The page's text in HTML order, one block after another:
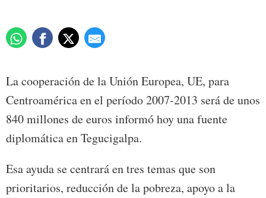
La cooperación de la Unión Europea, UE, para
Centroamérica en el período 2007-2013 será de unos
840 millones de euros informó hoy una fuente
diplomática en Tegucigalpa.
Esa ayuda se centrará en tres temas que son
prioritarios, reducción de la pobreza, apoyo a la